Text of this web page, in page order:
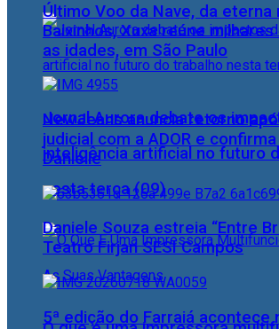
Jornal Aurora debate os
inteligência artificial no futuro
nesta terça (09)
Último Voo da Nave, da eterna
Baixinhos, Xuxa reúne
as idades, em São Paulo
NewJeans anuncia retorno
judicial com a ADOR e
Danielle
Daniele Souza estreia “Entre
Teatro Firjan SESI Campos
5ª edição do Farraiá acontece